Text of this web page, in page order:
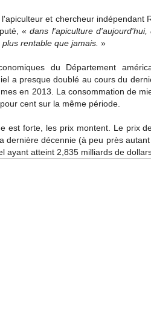
et chercheur indépendant
«dans l'apiculture
rentable que jamais. »
du Département
a presque doublé au cours du
en 2013. La consommation de
cent sur la même période.
est forte, les prix montent. Le prix
dernière décennie (à peu près
ayant atteint 2,835 milliards de